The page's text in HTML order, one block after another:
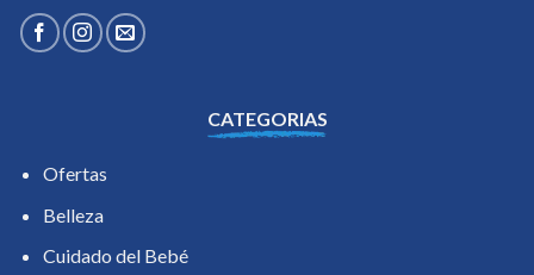
CATEGORIAS
Ofertas
Belleza
Cuidado del Bebé